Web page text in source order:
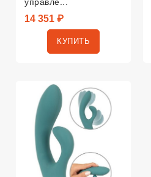
14 351 ₽
КУПИТЬ